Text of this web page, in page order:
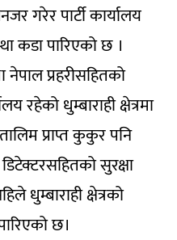
गरेर पार्टी कार्यालय
कडा पारिएको छ ।
नेपाल प्रहरीसहितको
रहेको धुम्बाराही क्षेत्रमा
प्राप्त कुकुर पनि
सुरक्षा
धुम्बाराही क्षेत्रको
छ।